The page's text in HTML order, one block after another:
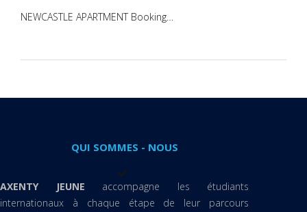
NEWCASTLE APARTMENT Booking…
QUI SOMMES - NOUS
AXENTY JEUNE accompagne les étudiants
internationaux à chaque étape de leur parcours